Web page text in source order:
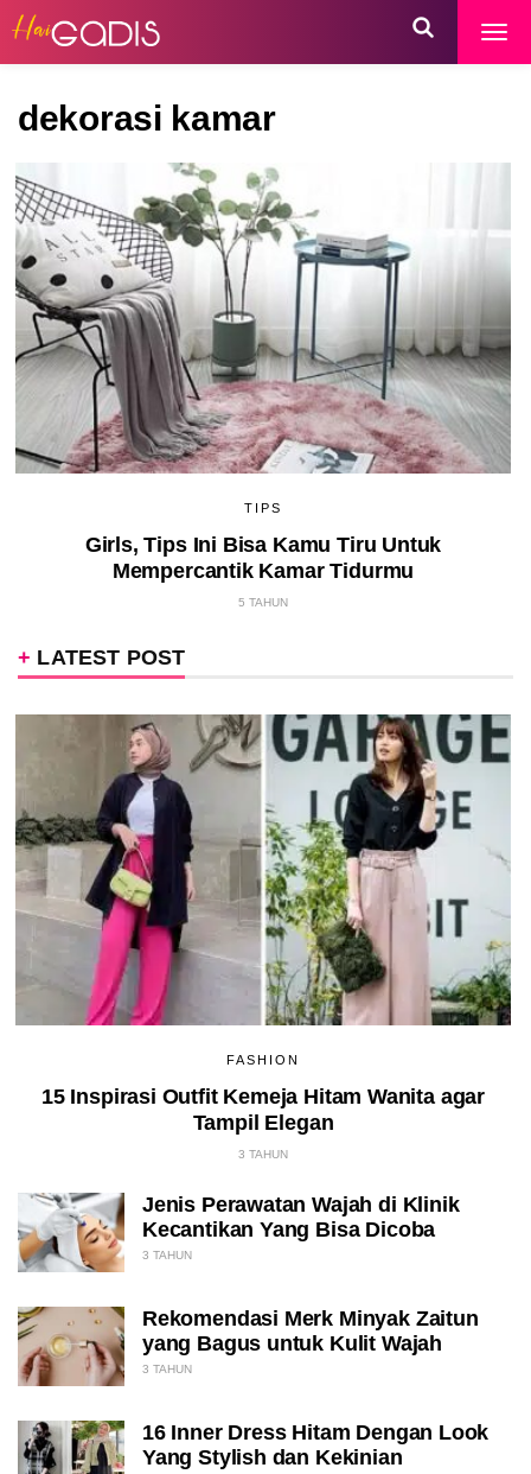
dekorasi kamar
TIPS
Girls, Tips Ini Bisa Kamu Tiru Untuk
Mempercantik Kamar Tidurmu
5 TAHUN
LATEST POST
FASHION
15 Inspirasi Outfit Kemeja Hitam Wanita agar
Tampil Elegan
3 TAHUN
Jenis Perawatan Wajah di Klinik
Kecantikan Yang Bisa Dicoba
3 TAHUN
Rekomendasi Merk Minyak Zaitun
yang Bagus untuk Kulit Wajah
3 TAHUN
16 Inner Dress Hitam Dengan Look
Yang Stylish dan Kekinian